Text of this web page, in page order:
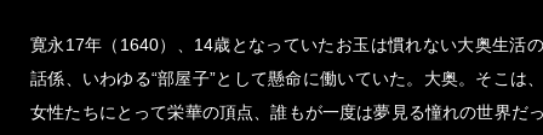
寛永17年（1640）、14歳となっていたお玉は慣れない大奥生活
話係、いわゆる“部屋子”として懸命に働いていた。大奥。そこは
女性たちにとって栄華の頂点、誰もが一度は夢見る憧れの世界だ